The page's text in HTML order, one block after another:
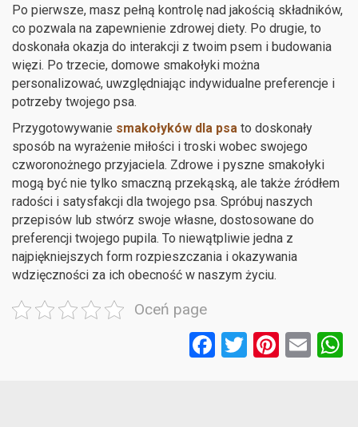
Po pierwsze, masz pełną kontrolę nad jakością składników,
co pozwala na zapewnienie zdrowej diety. Po drugie, to
doskonała okazja do interakcji z twoim psem i budowania
więzi. Po trzecie, domowe smakołyki można
personalizować, uwzględniając indywidualne preferencje i
potrzeby twojego psa.
Przygotowywanie smakołyków dla psa to doskonały
sposób na wyrażenie miłości i troski wobec swojego
czworonożnego przyjaciela. Zdrowe i pyszne smakołyki
mogą być nie tylko smaczną przekąską, ale także źródłem
radości i satysfakcji dla twojego psa. Spróbuj naszych
przepisów lub stwórz swoje własne, dostosowane do
preferencji twojego pupila. To niewątpliwie jedna z
najpiękniejszych form rozpieszczania i okazywania
wdzięczności za ich obecność w naszym życiu.
Oceń page
F T Pi E